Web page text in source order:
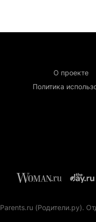
О проекте
Политика
Parents.ru (Родители.ру).